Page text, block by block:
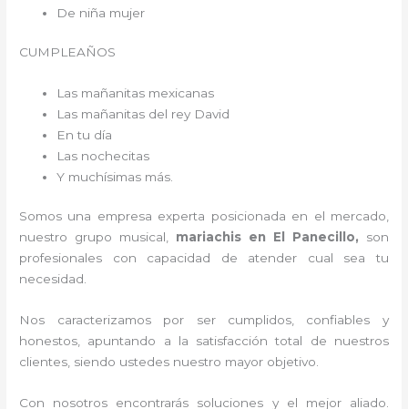
De niña mujer
CUMPLEAÑOS
Las mañanitas mexicanas
Las mañanitas del rey David
En tu día
Las nochecitas
Y muchísimas más.
Somos una empresa experta posicionada en el mercado,
nuestro grupo musical, mariachis en El Panecillo, son
profesionales con capacidad de atender cual sea tu
necesidad.
Nos caracterizamos por ser cumplidos, confiables y
honestos, apuntando a la satisfacción total de nuestros
clientes, siendo ustedes nuestro mayor objetivo.
Con nosotros encontrarás soluciones y el mejor aliado.